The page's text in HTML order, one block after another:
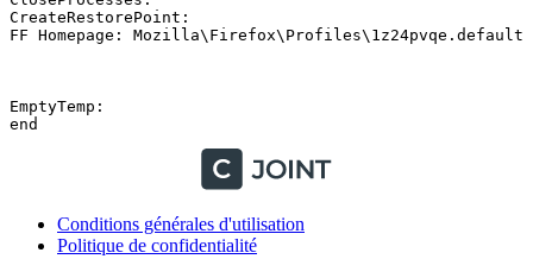
CreateRestorePoint:
FF Homepage: Mozilla\Firefox\Profiles\1z24pvqe.default
EmptyTemp:
Conditions générales d'utilisation
Politique de confidentialité